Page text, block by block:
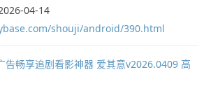
04-14
shouji/android/390.html
畅享追剧看影神器 爱其意v2026.0409 高